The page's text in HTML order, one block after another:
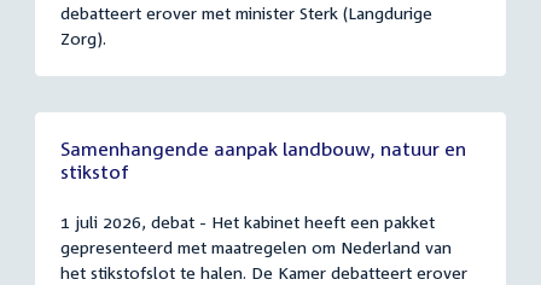
debatteert erover met minister Sterk (Langdurige
Zorg).
Samenhangende aanpak landbouw, natuur en
stikstof
1 juli 2026, debat - Het kabinet heeft een pakket
gepresenteerd met maatregelen om Nederland van
het stikstofslot te halen. De Kamer debatteert erover